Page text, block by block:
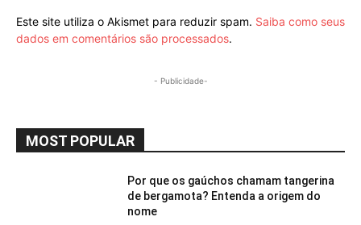
Este site utiliza o Akismet para reduzir spam. Saiba como seus
dados em comentários são processados.
- Publicidade-
MOST POPULAR
Por que os gaúchos chamam tangerina
de bergamota? Entenda a origem do
nome